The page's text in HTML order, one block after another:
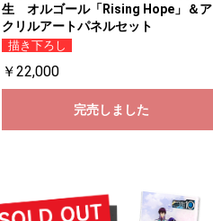
生 オルゴール「Rising Hope」＆ア
クリルアートパネルセット
描き下ろし
￥22,000
完売しました